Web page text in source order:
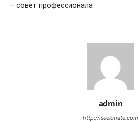
– совет профессионала
admin
http://iseekmate.com